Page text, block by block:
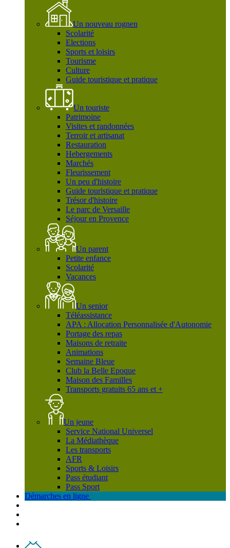
Un nouveau rognen
Scolarité
Elections
Sports et loisirs
Tourisme
Culture
Guide touristique et pratique
Un touriste
Patrimoine
Visites et randonnées
Terroir et artisanat
Restauration
Hebergements
Marchés
Fleurissement
Un peu d'histoire
Guide touristique et pratique
Trésor d'histoire
Le parc de Versaille
Séjour en Provence
Un parent
Petite enfance
Scolarité
Vacances
Un senior
Téléassistance
APA : Allocation Personnalisée d'Autonomie
Portage des repas
Maisons de retraite
Animations
Semaine Bleue
Club la Belle Epoque
Maison des Familles
Transports gratuits 65 ans et +
Un jeune
Service National Universel
La Médiathèque
Les transports
AFR
Sports & Loisirs
Pass étudiant
Pass Sport
Démarches en ligne
Contact